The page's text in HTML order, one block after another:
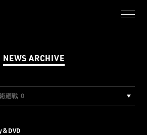
NEWS ARCHIVE
廻戦 0
DVD